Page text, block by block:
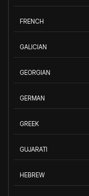
FRENCH
GALICIAN
GEORGIAN
GERMAN
GREEK
GUJARATI
HEBREW